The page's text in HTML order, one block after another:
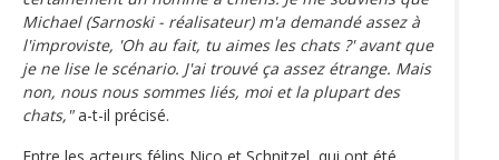
Michael (Sarnoski - réalisateur) m'a demandé assez à
l'improviste, 'Oh au fait, tu aimes les chats ?' avant que
je ne lise le scénario. J'ai trouvé ça assez étrange. Mais
non, nous nous sommes liés, moi et la plupart des
chats,"a-t-il précisé.